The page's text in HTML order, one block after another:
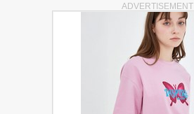
ADVERTISEMENT